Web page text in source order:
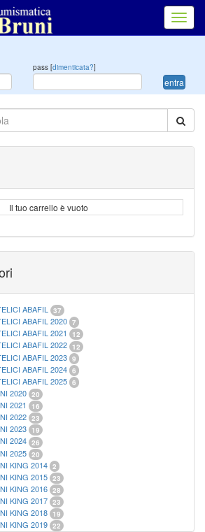
pass [dimenticata?]
entra
Il tuo carrello è vuoto
ABAFIL 37
ABAFIL 2020 7
ABAFIL 2021 12
ABAFIL 2022 12
ABAFIL 2023 9
ABAFIL 2024 6
ABAFIL 2025 6
2020 20
2021 16
2022 23
2023 19
2024 26
2025 20
KING 2014 2
KING 2015 23
KING 2016 28
KING 2017 23
KING 2018 19
KING 2019 22